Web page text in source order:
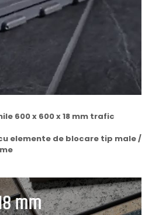
600 x 600 x 18 mm trafic
elemente de blocare tip male /